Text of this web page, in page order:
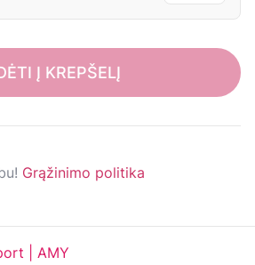
Į KREPŠELĮ
Grąžinimo politika
| AMY